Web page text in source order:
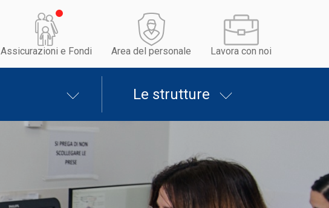
Assicurazioni e Fondi Area del personale Lavora con noi
Le strutture